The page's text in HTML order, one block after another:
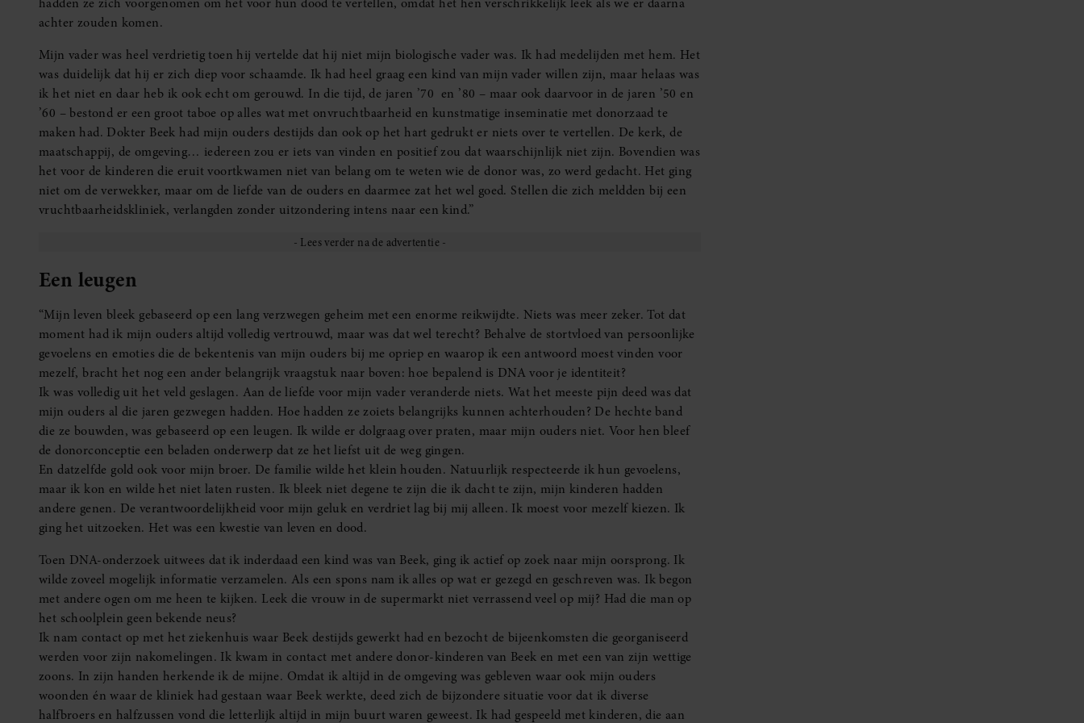
achter zouden komen.
Mijn vader was heel verdrietig toen hij vertelde dat hij niet mijn biologische vader was. Ik had medelijden met hem. Het
was duidelijk dat hij er zich diep voor schaamde. Ik had heel graag een kind van mijn vader willen zijn, maar helaas was
ik het niet en daar heb ik ook echt om gerouwd. In die tijd, de jaren ’70 en ’80 – maar ook daarvoor in de jaren ’50 en
’60 – bestond er een groot taboe op alles wat met onvruchtbaarheid en kunstmatige inseminatie met donorzaad te
maken had. Dokter Beek had mijn ouders destijds dan ook op het hart gedrukt er niets over te vertellen. De kerk, de
maatschappij, de omgeving… iedereen zou er iets van vinden en positief zou dat waarschijnlijk niet zijn. Bovendien was
het voor de kinderen die eruit voortkwamen niet van belang om te weten wie de donor was, zo werd gedacht. Het ging
niet om de verwekker, maar om de liefde van de ouders en daarmee zat het wel goed. Stellen die zich meldden bij een
vruchtbaarheidskliniek, verlangden zonder uitzondering intens naar een kind.”
Een leugen
“Mijn leven bleek gebaseerd op een lang verzwegen geheim met een enorme reikwijdte. Niets was meer zeker. Tot dat
moment had ik mijn ouders altijd volledig vertrouwd, maar was dat wel terecht? Behalve de stortvloed van persoonlijke
gevoelens en emoties die de bekentenis van mijn ouders bij me opriep en waarop ik een antwoord moest vinden voor
mezelf, bracht het nog een ander belangrijk vraagstuk naar boven: hoe bepalend is DNA voor je identiteit?
Ik was volledig uit het veld geslagen. Aan de liefde voor mijn vader veranderde niets. Wat het meeste pijn deed was dat
mijn ouders al die jaren gezwegen hadden. Hoe hadden ze zoiets belangrijks kunnen achterhouden? De hechte band
die ze bouwden, was gebaseerd op een leugen. Ik wilde er dolgraag over praten, maar mijn ouders niet. Voor hen bleef
de donorconceptie een beladen onderwerp dat ze het liefst uit de weg gingen.
En datzelfde gold ook voor mijn broer. De familie wilde het klein houden. Natuurlijk respecteerde ik hun gevoelens,
maar ik kon en wilde het niet laten rusten. Ik bleek niet degene te zijn die ik dacht te zijn, mijn kinderen hadden
andere genen. De verantwoordelijkheid voor mijn geluk en verdriet lag bij mij alleen. Ik moest voor mezelf kiezen. Ik
ging het uitzoeken. Het was een kwestie van leven en dood.
Toen DNA-onderzoek uitwees dat ik inderdaad een kind was van Beek, ging ik actief op zoek naar mijn oorsprong. Ik
wilde zoveel mogelijk informatie verzamelen. Als een spons nam ik alles op wat er gezegd en geschreven was. Ik begon
met andere ogen om me heen te kijken. Leek die vrouw in de supermarkt niet verrassend veel op mij? Had die man op
het schoolplein geen bekende neus?
Ik nam contact op met het ziekenhuis waar Beek destijds gewerkt had en bezocht de bijeenkomsten die georganiseerd
werden voor zijn nakomelingen. Ik kwam in contact met andere donor-kinderen van Beek en met een van zijn wettige
zoons. In zijn handen herkende ik de mijne. Omdat ik altijd in de omgeving was gebleven waar ook mijn ouders
woonden én waar de kliniek had gestaan waar Beek werkte, deed zich de bijzondere situatie voor dat ik diverse
halfbroers en halfzussen vond die letterlijk altijd in mijn buurt waren geweest. Ik had gespeeld met kinderen, die aan